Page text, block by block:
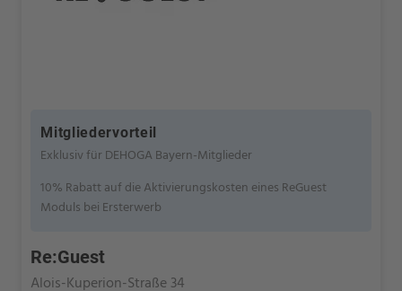
Mitgliedervorteil
Exklusiv für DEHOGA Bayern-Mitglieder
10% Rabatt auf die Aktivierungskosten eines ReGuest
Moduls bei Ersterwerb
Re:Guest
Alois-Kuperion-Straße 34